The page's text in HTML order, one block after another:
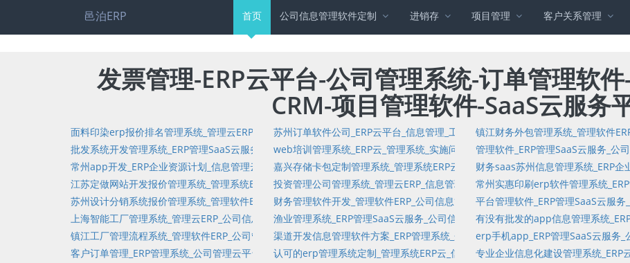
邑泊ERP 首页 公司信息管理软件定制 进销存 项目管理 客户关系管理
发票管理-ERP云平台-公司管理系统-订单管理软
CRM-项目管理软件-SaaS云服务
面料印染erp报价排名管理系统_管理云ERP_公司信息管理系统软件定制_客户订单专项项目管理SaaS云服务平台_客户关系管理软
苏州订单软件公司_ERP云平台_信息管理_工程装修管理软件_集团财资资金管理_客
镇江财务外包管理系统_管理软件
批发系统开发管理系统_ERP管理SaaS云服务_公司信息管理软件定制_资本投资_成本管理_固定资产耗材管理_项目树_总账
web培训管理系统_ERP云_管理系统_实施问题_项目管理SaaS云平台定制_外部问
管理软件_ERP管理SaaS云服务_公
常州app开发_ERP企业资源计划_信息管理云平台_调查问卷维护_多项选择_客户管理软件_开票管理_内部问卷
嘉兴存储卡包定制管理系统_管理系统ERP云_企业管理系统软件_资产管理_企业资
财务saas苏州信息管理系统_ERP
江苏定做网站开发报价管理系统_管理系统ERP云_公司管理系统_可售商品统计_仓库管理_订单管理系统_固定资产管理软件_报表
投资管理公司管理系统_管理云ERP_信息管理_管理软件定制开发_仓库管理_固定资
常州实惠印刷erp软件管理系统
苏州设计分销系统报价管理系统_管理软件ERP_管理系统_资金流_固定资产管理软件_迭代_客户订单专项项目管理企业服务SaaS平
财务管理软件开发_管理软件ERP_公司信息管理云平台系统定制_分销管理_项目分
平台管理软件_ERP管理SaaS云服
上海智能工厂管理系统_管理云ERP_公司信息管理云平台系统定制_集团财资资金管理_任务管理_客户关系管理SaaS云服务平台_会
渔业管理系统_ERP管理SaaS云服务_公司信息管理系统软件定制_知识库软件_任务
有没有批发的app信息管理系统
镇江工厂管理流程系统_管理软件ERP_公司管理软件_时间管理软件_金融投资管理_库存管理_CRM_入库管理软件
渠道开发信息管理软件方案_ERP管理系统_企业管理系统软件_销售金额统计_控制
erp手机app_ERP管理SaaS云服务
客户订单管理_ERP管理系统_公司管理云平台系统_实施定制注意事项_销售金额统计_管理软件_客户订单专项项目管理软件_业务需求
认可的erp管理系统定制_管理系统ERP云_信息管理_标准管理_项目管理SaaS云服
专业企业信息化建设管理系统_ERP